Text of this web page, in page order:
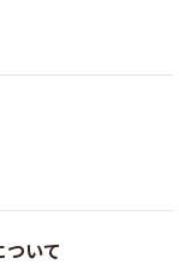
ついて